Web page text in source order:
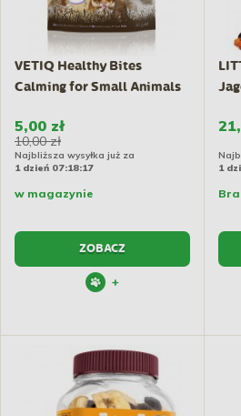
VETIQ Healthy Bites
Calming for Small Animals
5,00 zł
Najbliższa wysyłka już za
1 dzień 07:18:17
10,00 zł
w magazynie
ZOBACZ
+
1